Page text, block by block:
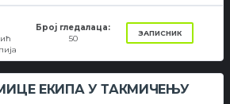
Број гледалаца:
50
ЗАПИСНИК
ЕКИПА У ТАКМИЧЕЊУ